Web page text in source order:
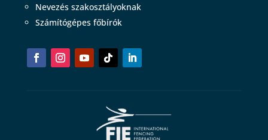
Nevezés szakosztályoknak
Számítógépes főbírók